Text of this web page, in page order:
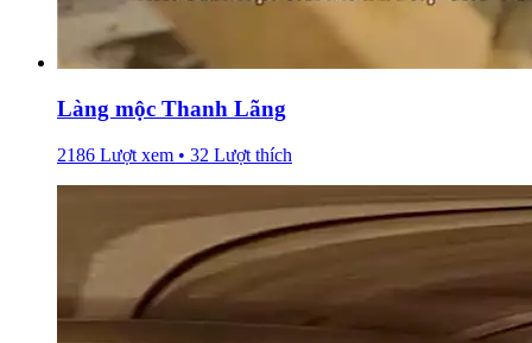
Làng mộc Thanh Lãng
2186 Lượt xem • 32 Lượt thích